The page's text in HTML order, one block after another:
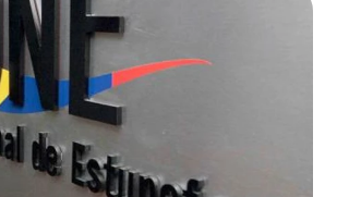
1999
Fosadec
Suscripción del negocio FOREC que origina
apertura de la Oficina de Armenia. Suscripción
del negocio FOSADEC Se deja de depender de